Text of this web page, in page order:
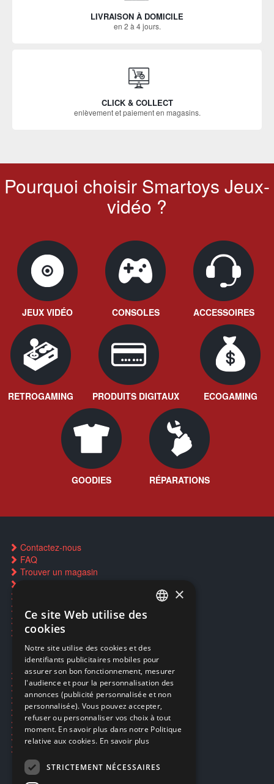
LIVRAISON À DOMICILE
en 2 à 4 jours.
CLICK & COLLECT
enlèvement et paiement en magasins.
Pourquoi choisir Smartoys Jeux-
vidéo ?
JEUX VIDÉO CONSOLES ACCESSOIRES
RETROGAMING PRODUITS DIGITAUX ECOGAMING
GOODIES RÉPARATIONS
Contactez-nous
FAQ
Trouver un magasin
Restauration CD griffés
Réparations & SAV
Smartpoints
Ecogaming
Expédition & retours
Confidentialité
Conditions générales
EA Sport UFC 6
Call of Duty: Modern Warfare 4
Rachat et revente de jeux en cash
ENGLISH
×
Ce site Web utilise des
cookies
Notre site utilise des cookies et des
identifiants publicitaires mobiles pour
assurer son bon fonctionnement, mesurer
l'audience et pour la personnalisation des
annonces (publicité personnalisée et non
personnalisée). Vous pouvez accepter,
refuser ou personnaliser vos choix à tout
moment. En savoir plus dans notre Politique
relative aux cookies. En savoir plus
STRICTEMENT NÉCESSAIRES